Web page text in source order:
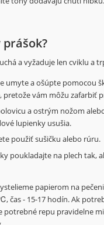
a vyžaduje len cviklu a
umyte a ošúpte pomocou
vám môžu zafarbiť
a ostrým nožom
lupienky usušia.
použiť sušičku alebo rúru.
poukladajte na plech tak,
papierom na
čas - 15-17 hodín. Ak
potrebné repu pravidelne